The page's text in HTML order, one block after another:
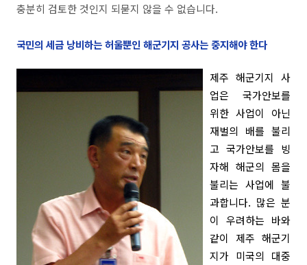
충분히 검토한 것인지 되묻지 않을 수 없습니다.
국민의 세금 낭비하는 허울뿐인 해군기지 공사는 중지해야 한다
제주 해군기지 사
업은 국가안보를
위한 사업이 아닌
재벌의 배를 불리
고 국가안보를 빙
자해 해군의 몸을
불리는 사업에 불
과합니다. 많은 분
이 우려하는 바와
같이 제주 해군기
지가 미국의 대중